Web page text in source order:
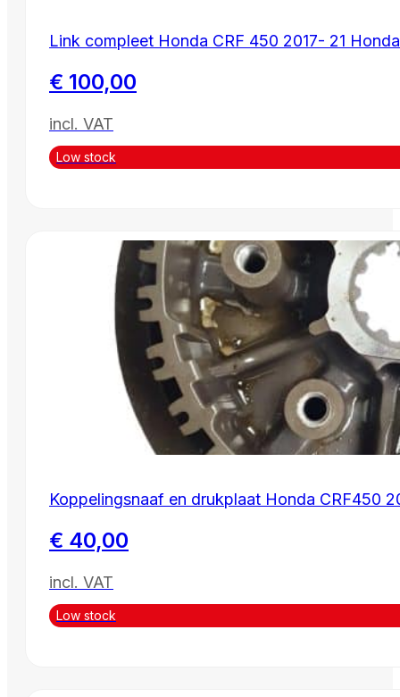
Link compleet Honda CRF 450 2017- 21
€ 100,00
incl. VAT
Low stock
Koppelingsnaaf en drukplaat Honda CRF450
€ 40,00
incl. VAT
Low stock